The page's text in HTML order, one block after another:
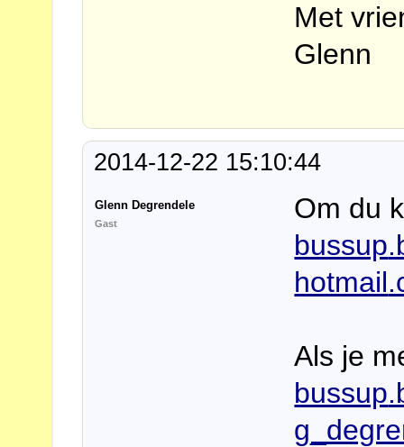
Met
Glenn
2014-12-22 15:10:44
Glenn Degrendele
Gast
Om du
bussup
hotmail
Als je
bussup